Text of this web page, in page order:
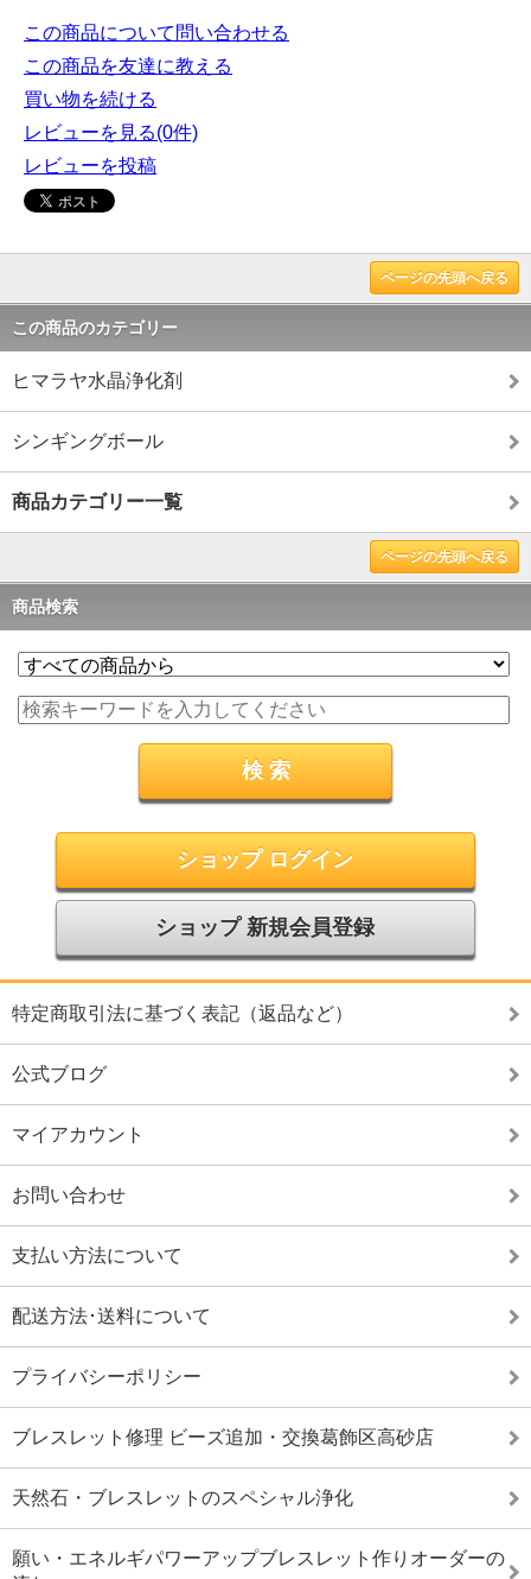
この商品について問い合わせる
この商品を友達に教える
買い物を続ける
レビューを見る(0件)
レビューを投稿
ページの先頭へ戻る
この商品のカテゴリー
ヒマラヤ水晶浄化剤
シンギングボール
商品カテゴリー一覧
ページの先頭へ戻る
商品検索
ショップ ログイン
ショップ 新規会員登録
特定商取引法に基づく表記（返品など）
公式ブログ
マイアカウント
お問い合わせ
支払い方法について
配送方法･送料について
プライバシーポリシー
ブレスレット修理 ビーズ追加・交換葛飾区高砂店
天然石・ブレスレットのスペシャル浄化
願い・エネルギパワーアップブレスレット作りオーダーの